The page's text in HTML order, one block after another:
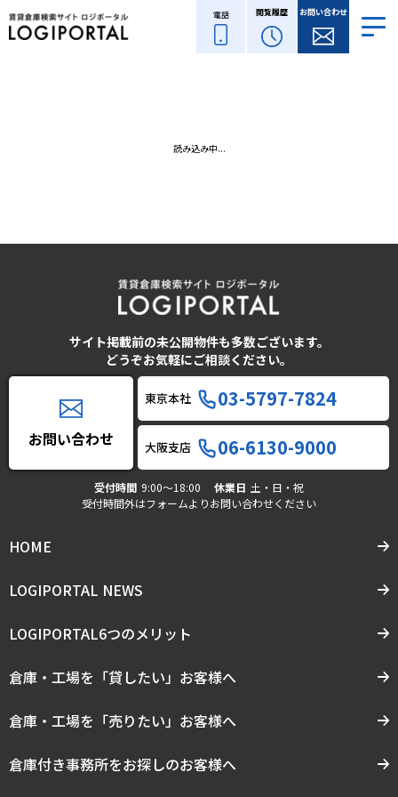
電話 閲覧履歴 お問い合わせ
読み込み中...
サイト掲載前の未公開物件も多数ございます。
どうぞお気軽にご相談ください。
お問い合わせ
東京本社 03-5797-7824
大阪支店 06-6130-9000
受付時間 9:00〜18:00 休業日 土・日・祝
受付時間外はフォームよりお問い合わせください
HOME
LOGIPORTAL NEWS
LOGIPORTAL6つのメリット
倉庫・工場を「貸したい」お客様へ
倉庫・工場を「売りたい」お客様へ
倉庫付き事務所をお探しのお客様へ